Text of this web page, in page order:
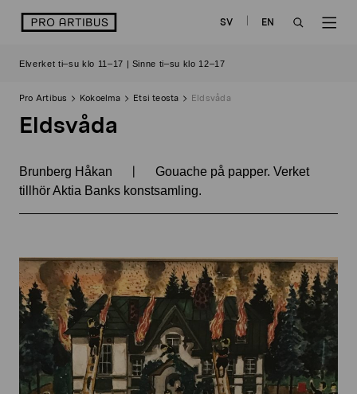
sisältöön
logo SV
EN
Elverket ti–su klo 11–17 | Sinne ti–su klo 12–17
Pro Artibus Kokoelma Etsi teosta Eldsvåda
Eldsvåda
Brunberg Håkan |
Gouache på papper. Verket
tillhör Aktia Banks konstsamling.